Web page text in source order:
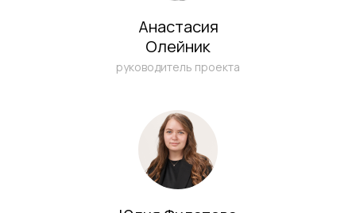
Анастасия
Олейник
руководитель проекта